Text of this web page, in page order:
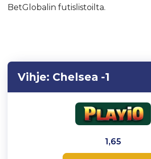
BetGlobalin futislistoilta.
Vihje: Chelsea -1
1,65